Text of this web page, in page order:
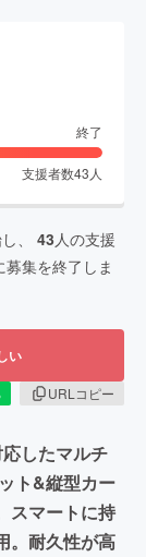
終了
支援者数43人
、 43人の支援
募集を終了しま
い
URLコピー
したマルチ
ト&縦型カー
スマートに持
。耐久性が高